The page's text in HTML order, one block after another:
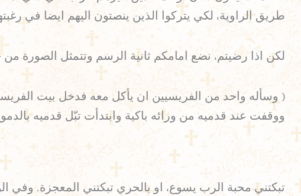
طريق الراوية، لكي يتركوا الذين ينصتون اليهم ايضا في
لكن اذا رضيتم، نضع امامكم ثانية الرسم وتتمثل الصورة
( وسأله واحد من الفريسيين ان يأكل معه فدخل بيت
ووقفت عند قدميه من ورائه باكية وابتدأت تبّل قدميه بالدموع
تبكتني محبة الرب يسوع، او بالحري تبكتني المعجزة. وفي